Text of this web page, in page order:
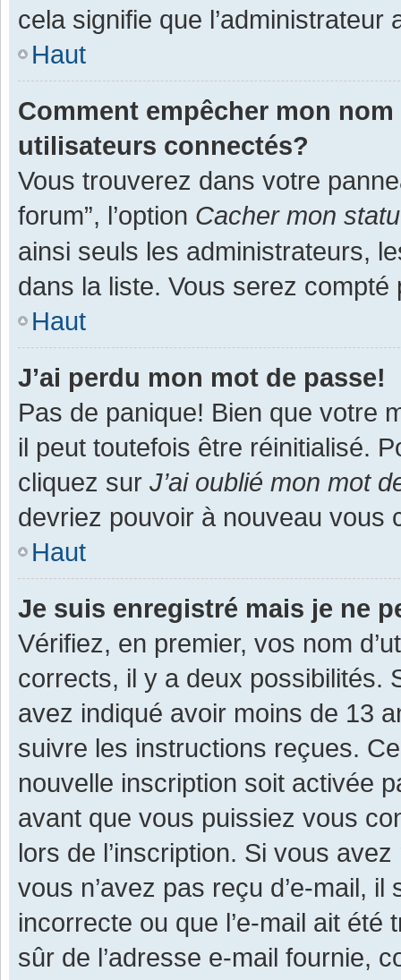
cela signifie que
Haut
Comment empêcher mon
utilisateurs connectés?
Vous trouverez dans votre
forum”, l’option Cacher mon
ainsi seuls les administrateurs,
dans la liste. Vous serez
Haut
J’ai perdu mon mot de passe!
Pas de panique! Bien que votre
il peut toutefois être réinitialisé.
cliquez sur J’ai oublié mon mot
devriez pouvoir à nouveau vous
Haut
Je suis enregistré mais je ne
Vérifiez, en premier, vos nom
corrects, il y a deux possibilités.
avez indiqué avoir moins de 13
suivre les instructions reçues.
nouvelle inscription soit activée
avant que vous puissiez vous
lors de l’inscription. Si vous
vous n’avez pas reçu d’e-mail,
incorrecte ou que l’e-mail ait
sûr de l’adresse e-mail fournie,